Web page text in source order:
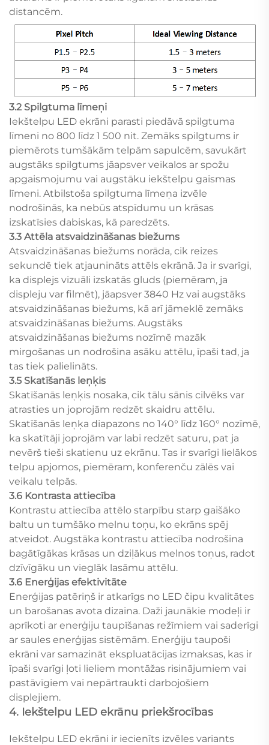
distancēm.
3.2 Spilgtuma līmeņi
Iekštelpu LED ekrāni parasti piedāvā spilgtuma
līmeni no 800 līdz 1 500 nit. Zemāks spilgtums ir
piemērots tumšākām telpām sapulcēm, savukārt
augstāks spilgtums jāapsver veikalos ar spožu
apgaismojumu vai augstāku iekštelpu gaismas
līmeni. Atbilstoša spilgtuma līmeņa izvēle
nodrošinās, ka nebūs atspīdumu un krāsas
izskatīsies dabiskas, kā paredzēts.
3.3 Attēla atsvaidzināšanas biežums
Atsvaidzināšanas biežums norāda, cik reizes
sekundē tiek atjaunināts attēls ekrānā. Ja ir svarīgi,
ka displejs vizuāli izskatās gluds (piemēram, ja
displeju var filmēt), jāapsver 3840 Hz vai augstāks
atsvaidzināšanas biežums, kā arī jāmeklē zemāks
atsvaidzināšanas biežums. Augstāks
atsvaidzināšanas biežums nozīmē mazāk
mirgošanas un nodrošina asāku attēlu, īpaši tad, ja
tas tiek palielināts.
3.5 Skatīšanās leņķis
Skatīšanās leņķis nosaka, cik tālu sānis cilvēks var
atrasties un joprojām redzēt skaidru attēlu.
Skatīšanās leņķa diapazons no 140° līdz 160° nozīmē,
ka skatītāji joprojām var labi redzēt saturu, pat ja
nevērš tieši skatienu uz ekrānu. Tas ir svarīgi lielākos
telpu apjomos, piemēram, konferenču zālēs vai
veikalu telpās.
3.6 Kontrasta attiecība
Kontrastu attiecība attēlo starpību starp gaišāko
baltu un tumšāko melnu toņu, ko ekrāns spēj
atveidot. Augstāka kontrastu attiecība nodrošina
bagātīgākas krāsas un dziļākus melnos toņus, radot
dzīvīgāku un vieglāk lasāmu attēlu.
3.6 Enerģijas efektivitāte
Enerģijas patēriņš ir atkarīgs no LED čipu kvalitātes
un barošanas avota dizaina. Daži jaunākie modeļi ir
aprīkoti ar enerģiju taupīšanas režīmiem vai saderīgi
ar saules enerģijas sistēmām. Enerģiju taupoši
ekrāni var samazināt ekspluatācijas izmaksas, kas ir
īpaši svarīgi ļoti lieliem montāžas risinājumiem vai
pastāvīgiem vai nepārtraukti darbojošiem
displejiem.
4. Iekštelpu LED ekrānu priekšrocības
Iekštelpu LED ekrāni ir iecienīts izvēles variants